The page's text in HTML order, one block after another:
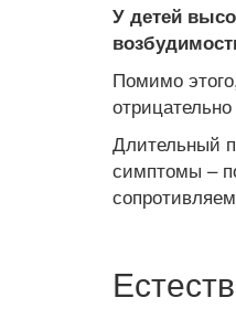
У детей
Помимо
Длительный
симптомы –